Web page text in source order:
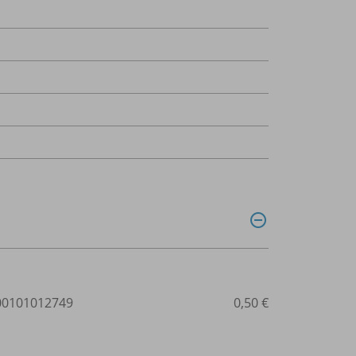
0,50 €